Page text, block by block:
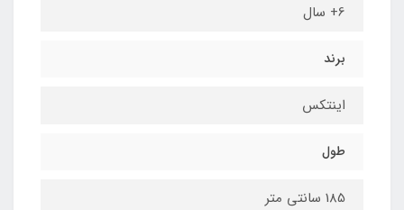
6+ سال
برند
اینتکس
طول
185 سانتی متر